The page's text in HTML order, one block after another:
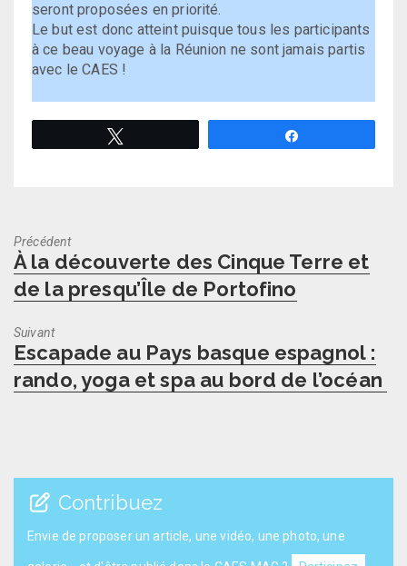
seront proposées en priorité.
Le but est donc atteint puisque tous les participants
à ce beau voyage à la Réunion ne sont jamais partis
avec le CAES !
Précédent
Previous
post:
À la découverte des Cinque Terre et
de la presqu’Île de Portofino
Suivant
Next
post:
Escapade au Pays basque espagnol :
rando, yoga et spa au bord de l’océan
Contribuez
Envie de proposer un article, une vidéo, une photo, une